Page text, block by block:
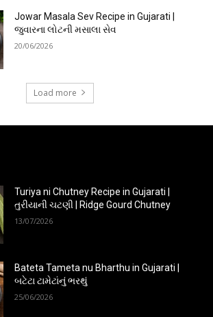
Jowar Masala Sev Recipe in Gujarati |
જુવારના લોટની મસાલા સેવ
20/06/2026
Load more
Turiya ni Chutney Recipe in Gujarati |
તુરીયાની ચટણી | Ridge Gourd Chutney
13/07/2026
Bateta Tameta nu Bharthu in Gujarati |
બટેટા ટામેટાંનું ભરથું
25/06/2026